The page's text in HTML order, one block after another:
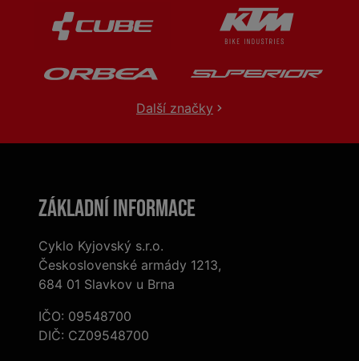
Další značky
Základní informace
Cyklo Kyjovský s.r.o.
Československé armády 1213,
684 01 Slavkov u Brna
IČO: 09548700
DIČ: CZ09548700